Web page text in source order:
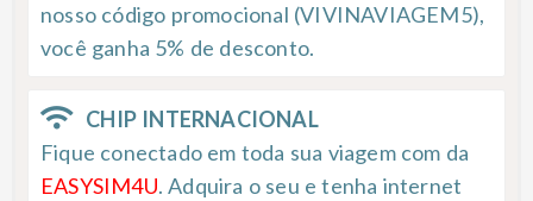
nosso código promocional (VIVINAVIAGEM5),
você ganha 5% de desconto.
CHIP INTERNACIONAL
Fique conectado em toda sua viagem com da
EASYSIM4U. Adquira o seu e tenha internet